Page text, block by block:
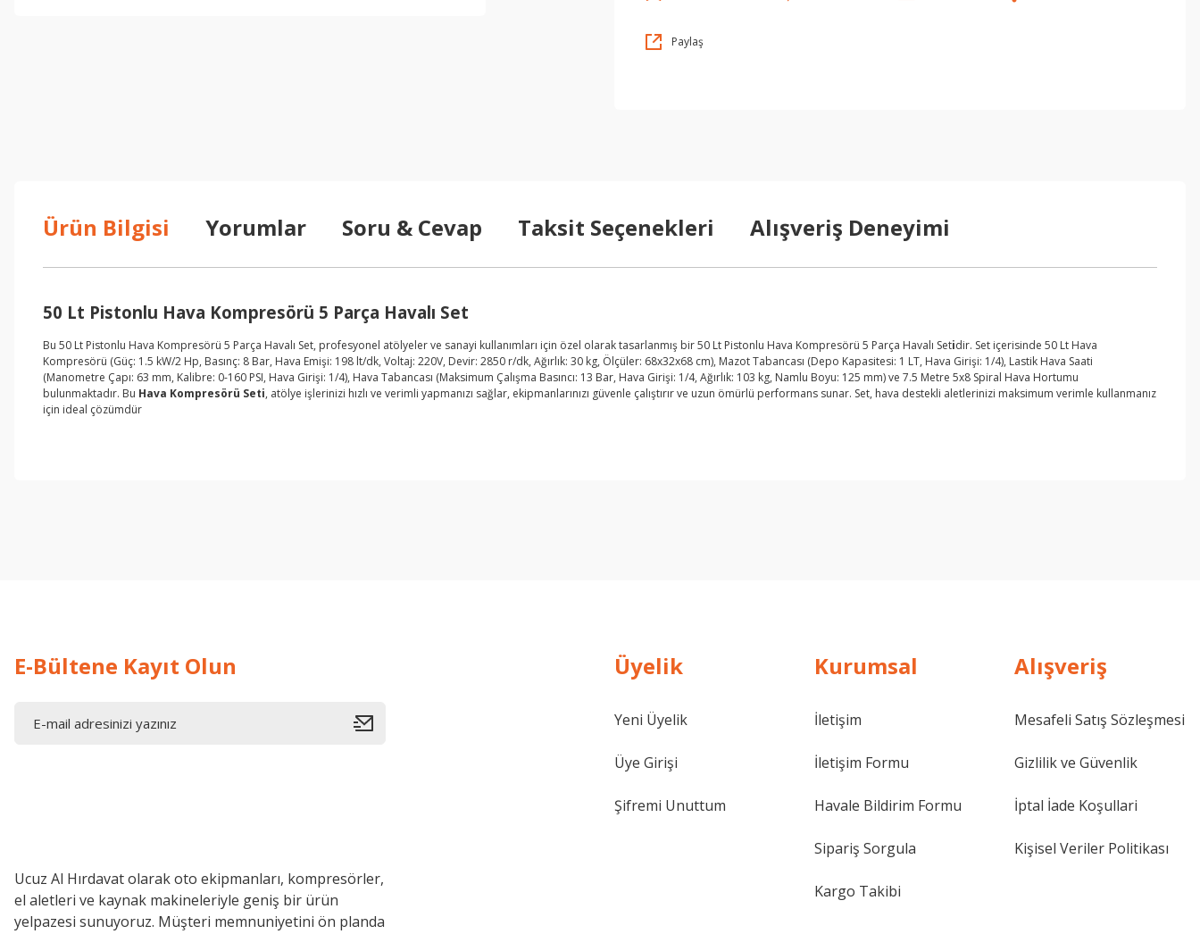
Paylaş
Ürün Bilgisi Yorumlar Soru & Cevap Taksit Seçenekleri Alışveriş Deneyimi
50 Lt Pistonlu Hava Kompresörü 5 Parça Havalı Set
Bu 50 Lt Pistonlu Hava Kompresörü 5 Parça Havalı Set, profesyonel atölyeler ve sanayi kullanımları için özel olarak tasarlanmış bir 50 Lt Pistonlu Hava Kompresörü 5 Parça Havalı Setidir. Set içerisinde 50 Lt Hava
Kompresörü (Güç: 1.5 kW/2 Hp, Basınç: 8 Bar, Hava Emişi: 198 lt/dk, Voltaj: 220V, Devir: 2850 r/dk, Ağırlık: 30 kg, Ölçüler: 68x32x68 cm), Mazot Tabancası (Depo Kapasitesi: 1 LT, Hava Girişi: 1/4), Lastik Hava Saati
(Manometre Çapı: 63 mm, Kalibre: 0-160 PSI, Hava Girişi: 1/4), Hava Tabancası (Maksimum Çalışma Basıncı: 13 Bar, Hava Girişi: 1/4, Ağırlık: 103 kg, Namlu Boyu: 125 mm) ve 7.5 Metre 5x8 Spiral Hava Hortumu
bulunmaktadır. Bu Hava Kompresörü Seti, atölye işlerinizi hızlı ve verimli yapmanızı sağlar, ekipmanlarınızı güvenle çalıştırır ve uzun ömürlü performans sunar. Set, hava destekli aletlerinizi maksimum verimle kullanmanız
için ideal çözümdür
E-Bültene Kayıt Olun
Ucuz Al Hırdavat olarak oto ekipmanları, kompresörler,
el aletleri ve kaynak makineleriyle geniş bir ürün
yelpazesi sunuyoruz. Müşteri memnuniyetini ön planda
Üyelik
Yeni Üyelik
Üye Girişi
Şifremi Unuttum
Kurumsal
İletişim
İletişim Formu
Havale Bildirim Formu
Sipariş Sorgula
Kargo Takibi
Alışveriş
Mesafeli Satış Sözleşmesi
Gizlilik ve Güvenlik
İptal İade Koşullari
Kişisel Veriler Politikası